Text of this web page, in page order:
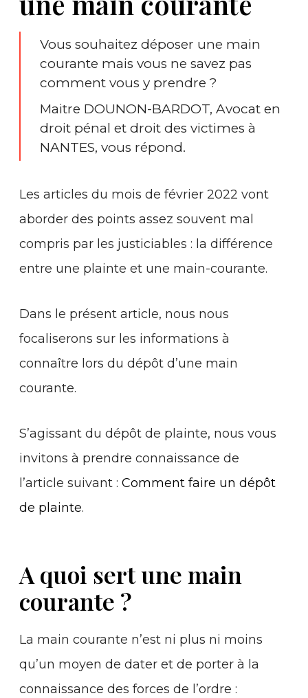
Vous souhaitez déposer une main
courante mais vous ne savez pas
comment vous y prendre ?
Maitre DOUNON-BARDOT, Avocat en
droit pénal et droit des victimes à
NANTES, vous répond.
Les articles du mois de février 2022 vont
aborder des points assez souvent mal
compris par les justiciables : la différence
entre une plainte et une main-courante.
Dans le présent article, nous nous
focaliserons sur les informations à
connaître lors du dépôt d’une main
courante.
S’agissant du dépôt de plainte, nous vous
invitons à prendre connaissance de
l’article suivant : Comment faire un dépôt
de plainte.
A quoi sert une main
courante ?
La main courante n’est ni plus ni moins
qu’un moyen de dater et de porter à la
connaissance des forces de l’ordre :